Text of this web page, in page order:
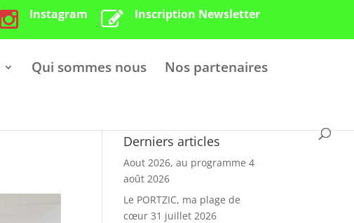
Instagram Inscription Newsletter
Qui sommes nous
Nos partenaires
Derniers articles
Aout 2026, au programme 4
août 2026
Le PORTZIC, ma plage de
cœur 31 juillet 2026